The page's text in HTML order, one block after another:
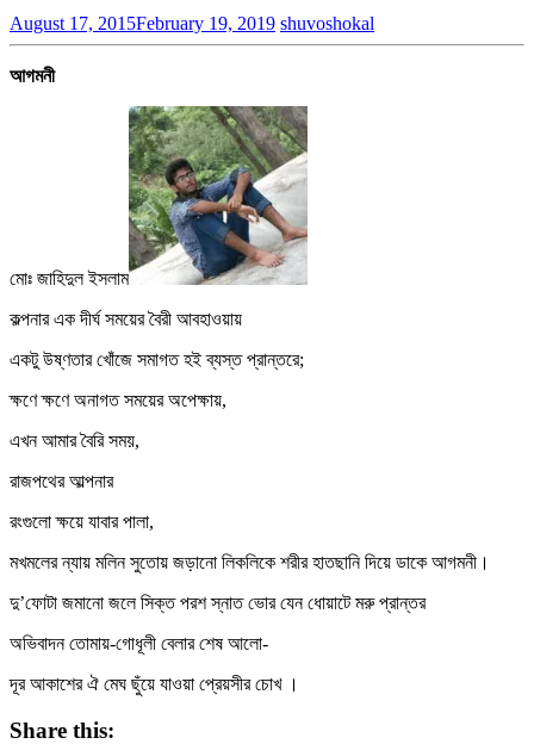
August 17, 2015February 19, 2019 shuvoshokal
আগমনী
মোঃ জাহিদুল ইসলাম
কল্পনার এক দীর্ঘ সময়ের বৈরী আবহাওয়ায়
একটু উষ্ণতার খোঁজে সমাগত হই ব্যস্ত প্রান্তরে;
ক্ষণে ক্ষণে অনাগত সময়ের অপেক্ষায়,
এখন আমার বৈরি সময়,
রাজপথের আল্পনার
রংগুলো ক্ষয়ে যাবার পালা,
মখমলের ন্যায় মলিন সুতোয় জড়ানো লিকলিকে শরীর হাতছানি দিয়ে ডাকে আগমনী।
দু’ফোটা জমানো জলে সিক্ত পরশ স্নাত ভোর যেন ধোয়াটে মরু প্রান্তর
অভিবাদন তোমায়-গোধূলী বেলার শেষ আলো-
দূর আকাশের ঐ মেঘ ছুঁয়ে যাওয়া প্রেয়সীর চোখ ।
Share this: